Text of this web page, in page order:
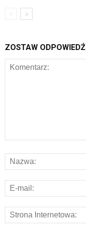
ZOSTAW ODPOWIEDŹ